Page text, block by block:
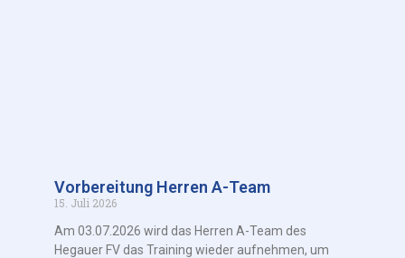
Vorbereitung Herren A-Team
15. Juli 2026
Am 03.07.2026 wird das Herren A-Team des
Hegauer FV das Training wieder aufnehmen, um